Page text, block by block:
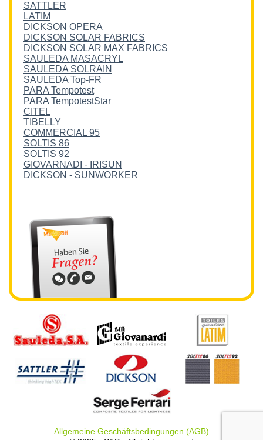
SATTLER
LATIM
DICKSON OPERA
DICKSON SOLAR FABRICS
DICKSON SOLAR MAX FABRICS
SAULEDA MASACRYL
SAULEDA SOLRAIN
SAULEDA Top-FR
PARA Tempotest
PARA TempotestStar
CITEL
TIBELLY
COMMERCIAL 95
SOLTIS 86
SOLTIS 92
GIOVARNADI - IRISUN
DICKSON - SUNWORKER
Allgemeine Geschäftsbedingungen (AGB)